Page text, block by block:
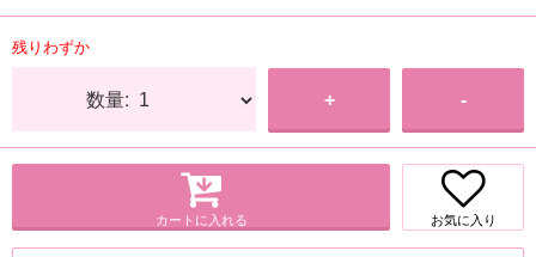
残りわずか
数量: + -
カートに入れる お気に入り